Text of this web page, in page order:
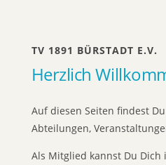
TV 1891 BÜRSTADT E.V.
Herzlich
Auf diesen Seiten findest
Abteilungen,
Als Mitglied kannst Du